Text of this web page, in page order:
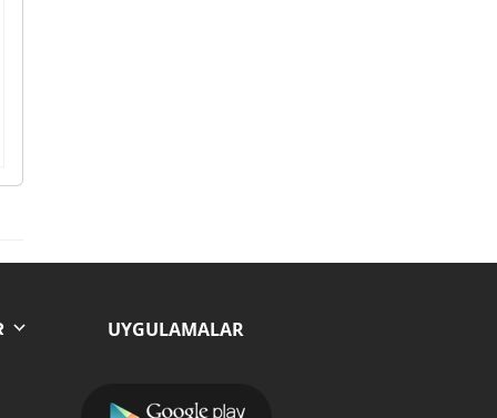
UYGULAMALAR